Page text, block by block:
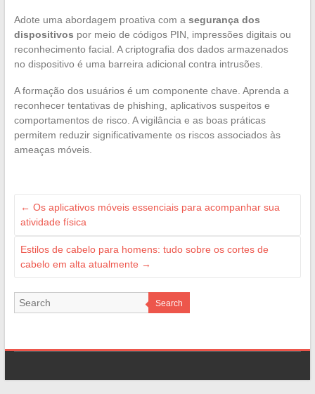
Adote uma abordagem proativa com a segurança dos
dispositivos por meio de códigos PIN, impressões digitais ou
reconhecimento facial. A criptografia dos dados armazenados
no dispositivo é uma barreira adicional contra intrusões.
A formação dos usuários é um componente chave. Aprenda a
reconhecer tentativas de phishing, aplicativos suspeitos e
comportamentos de risco. A vigilância e as boas práticas
permitem reduzir significativamente os riscos associados às
ameaças móveis.
← Os aplicativos móveis essenciais para acompanhar sua
atividade física
Estilos de cabelo para homens: tudo sobre os cortes de
cabelo em alta atualmente →
Search